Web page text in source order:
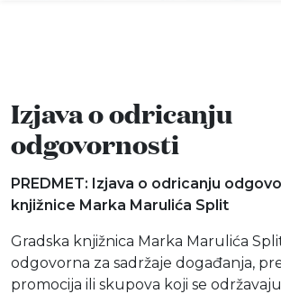
Izjava o odricanju
odgovornosti
PREDMET: Izjava o odricanju
knjižnice Marka Marulića Split
Gradska knjižnica Marka Marulića
odgovorna za sadržaje događanja,
promocija ili skupova koji se